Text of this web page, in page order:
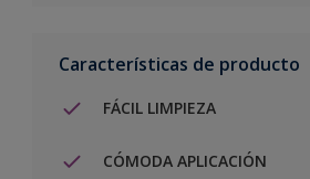
Características de producto
FÁCIL LIMPIEZA
CÓMODA APLICACIÓN